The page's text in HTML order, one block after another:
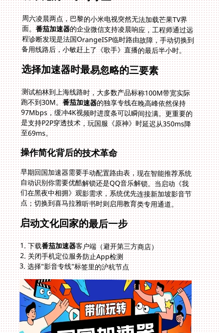
周六凌晨两点，巴黎的小米电视突然无法加载芒果TV界
面。番茄加速器的企业微信支持凌晨响应，工程师通过远
程诊断发现是法国OrangeISP临时路由故障，手动切换到
备用线路后，小敏赶上了《歌手》直播的最后半小时。
选择加速器时最易忽略的三要素
测试柏林到上海线路时，大多数产品标称100M带宽实际
跑不到30M。番茄加速器的独享专线在晚高峰依然保持
97Mbps，缓冲4K视频时进度条可以瞬间拉满。更重要的
是支持P2P穿透技术，玩国服《原神》时延迟从350ms降
至69ms。
操作简化背后的技术革命
早期回国加速器需要手动配置路由表，现在智能推荐系统
自动识别你需要优酷解锁还是QQ音乐解锁。当启动《我
们在黑夜中相拥》观影需求，系统优先连接新加坡影音节
点；切换到喜马拉雅听书时则启用教育类专用通道。
启动文化回家的最后一步
1. 下载番茄加速器客户端（避开第三方商店）
2. 关闭手机定位服务防止App检测
3. 选择"影音专线"标签里的沪杭节点